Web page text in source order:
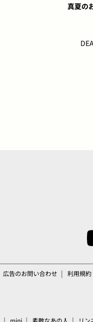
真夏の
広告のお問い合わせ 利用規約